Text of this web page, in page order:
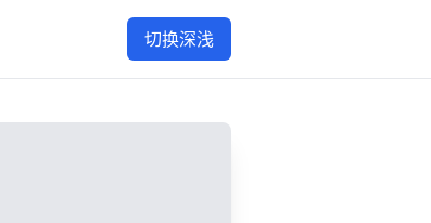
切换深浅